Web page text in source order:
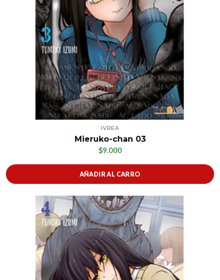
IVREA
Mieruko-chan 03
$9.000
AÑADIR AL CARRO